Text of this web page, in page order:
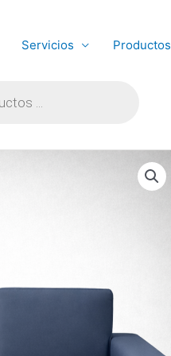
Servicios Productos